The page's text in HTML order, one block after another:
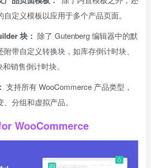
定义模板以应用于多个产品页面。
块： 除了 Gutenberg 编辑器中的默
带自定义转换块，如库存倒计时块、
销售倒计时块。
支持所有 WooCommerce 产品类型，
分组和虚拟产品。
WooCommerce